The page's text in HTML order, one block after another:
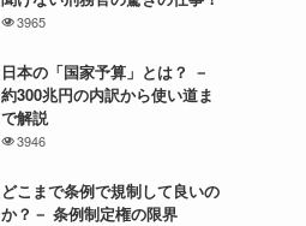
3965
日本の「国家予算」とは？ －
約300兆円の内訳から使い道ま
で解説
3946
どこまで条例で規制して良いの
か？－ 条例制定権の限界